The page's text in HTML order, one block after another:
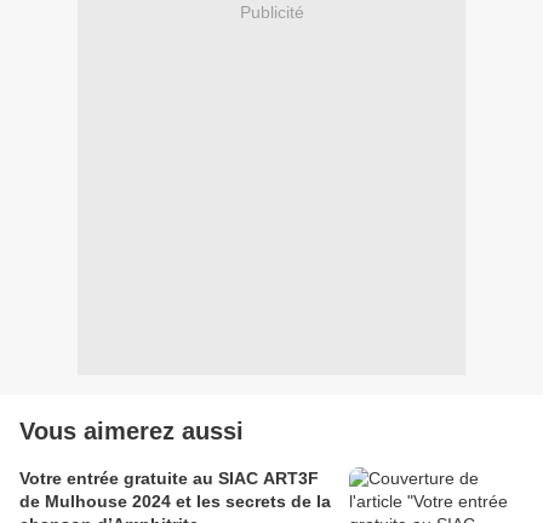
Publicité
Vous aimerez aussi
Votre entrée gratuite au SIAC ART3F
de Mulhouse 2024 et les secrets de la